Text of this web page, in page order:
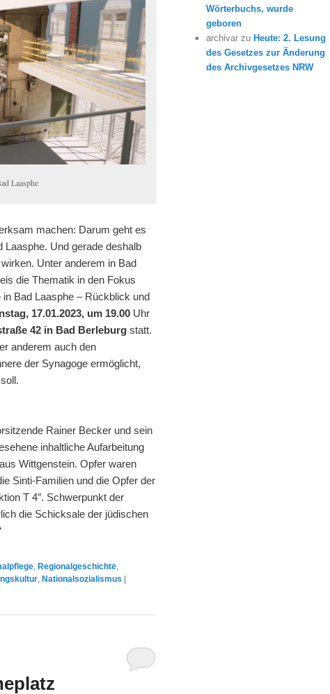
Laasphe
machen: Darum geht es
Laasphe. Und gerade deshalb
Unter anderem in Bad
die Thematik in den Fokus
Bad Laasphe – Rückblick und
17.01.2023, um 19.00 Uhr
42 in Bad Berleburg statt.
anderem auch den
der Synagoge ermöglicht,
Rainer Becker und sein
inhaltliche Aufarbeitung
Wittgenstein. Opfer waren
Sinti-Familien und die Opfer der
T 4″. Schwerpunkt der
die Schicksale der jüdischen
,Regionalgeschichte,
,Nationalsozialismus |
Wörterbuchs, wurde
geboren
archivar zuHeute: 2. Lesung
des Gesetzes zur Änderung
des Archivgesetzes NRW